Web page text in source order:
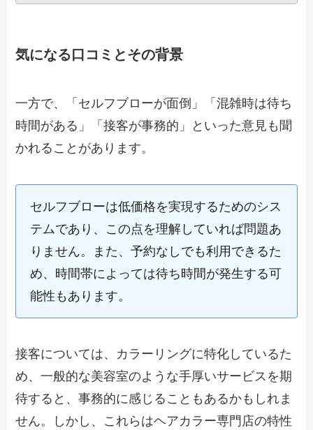
気になる口コミとその背景
一方で、「セルフブローが面倒」「混雑時は待ち
時間がある」「接客が事務的」といった意見も聞
かれることがあります。
セルフブローは低価格を実現するためのシス
テムであり、この点を理解していれば問題あ
りません。また、予約なしでも利用できるた
め、時間帯によっては待ち時間が発生する可
能性もあります。
接客については、カラーリングに特化しているた
め、一般的な美容室のような手厚いサービスを期
待すると、事務的に感じることもあるかもしれま
せん。しかし、これらはヘアカラー専門店の特性